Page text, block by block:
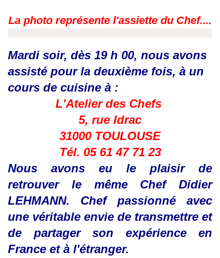
La photo représente l'assiette du Chef....
Mardi soir, dès 19 h 00, nous avons
assisté pour la deuxième fois, à un
cours de cuisine à :
L'Atelier des Chefs
5, rue Idrac
31000 TOULOUSE
Tél. 05 61 47 71 23
Nous avons eu le plaisir de
retrouver le même Chef Didier
LEHMANN. Chef passionné avec
une véritable envie de transmettre et
de partager son expérience en
France et à l'étranger.